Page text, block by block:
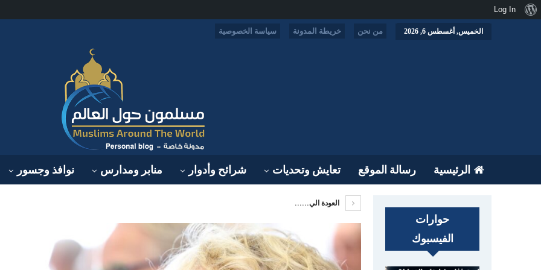
الخميس, أغسطس 6, 2026 من نحن خريطة المدونة سياسة الخصوصية
الرئيسية رسالة الموقع تعايش وتحديات شرائح وأدوار منابر ومدارس نوافذ وجسور
العودة الي......
حوارات
الفيسبوك
نبذةLog In